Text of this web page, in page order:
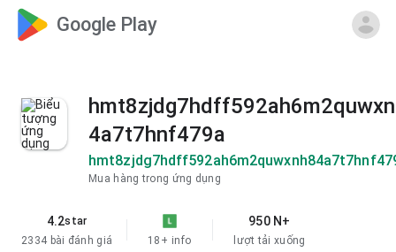
Google Play
4a7t7hnf479a
Mua hàng trong ứng dụng
4.2star
2334 bài đánh giá
18+ info
950 N+
lượt tải xuống